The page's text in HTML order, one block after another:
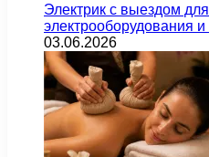
Электрик с выездом
электрооборудования
03.06.2026